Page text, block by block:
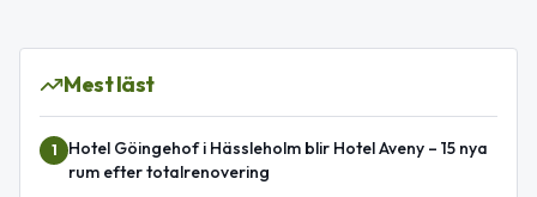
Mest läst
1
Hotel Göingehof i Hässleholm blir Hotel Aveny – 15 nya
rum efter totalrenovering